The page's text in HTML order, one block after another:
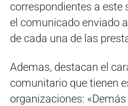
correspondientes a este
el comunicado enviado
de cada una de las
Ademas, destacan el
comunitario que tienen
organizaciones: